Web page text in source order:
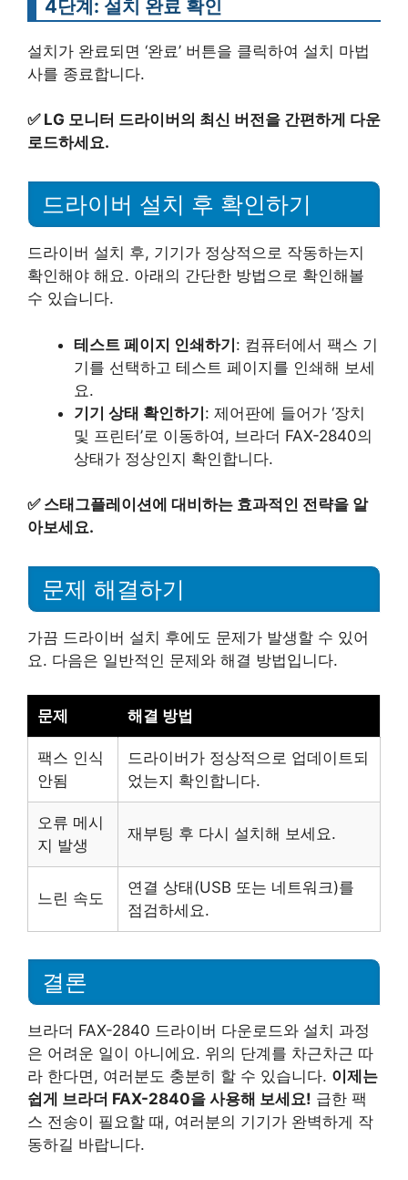
4단계: 설치 완료 확인
설치가 완료되면 ‘완료’ 버튼을 클릭하여 설치 마법
사를 종료합니다.
✅ LG 모니터 드라이버의 최신 버전을 간편하게 다운
로드하세요.
드라이버 설치 후 확인하기
드라이버 설치 후, 기기가 정상적으로 작동하는지
확인해야 해요. 아래의 간단한 방법으로 확인해볼
수 있습니다.
테스트 페이지 인쇄하기: 컴퓨터에서 팩스 기
기를 선택하고 테스트 페이지를 인쇄해 보세
요.
기기 상태 확인하기: 제어판에 들어가 ‘장치
및 프린터’로 이동하여, 브라더 FAX-2840의
상태가 정상인지 확인합니다.
✅ 스태그플레이션에 대비하는 효과적인 전략을 알
아보세요.
문제 해결하기
가끔 드라이버 설치 후에도 문제가 발생할 수 있어
요. 다음은 일반적인 문제와 해결 방법입니다.
문제 해결 방법
팩스 인식
안됨
드라이버가 정상적으로 업데이트되
었는지 확인합니다.
오류 메시
지 발생
재부팅 후 다시 설치해 보세요.
느린 속도
연결 상태(USB 또는 네트워크)를
점검하세요.
결론
브라더 FAX-2840 드라이버 다운로드와 설치 과정
은 어려운 일이 아니에요. 위의 단계를 차근차근 따
라 한다면, 여러분도 충분히 할 수 있습니다. 이제는
쉽게 브라더 FAX-2840을 사용해 보세요! 급한 팩
스 전송이 필요할 때, 여러분의 기기가 완벽하게 작
동하길 바랍니다.